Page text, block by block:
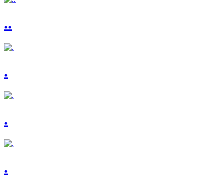
..
.
.
.